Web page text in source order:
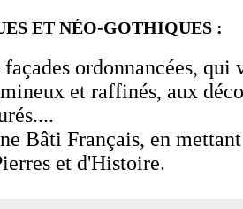
ET NÉO-GOTHIQUES :
ordonnancées, qui
et raffinés, aux
Bâti Français, en
et d'Histoire.